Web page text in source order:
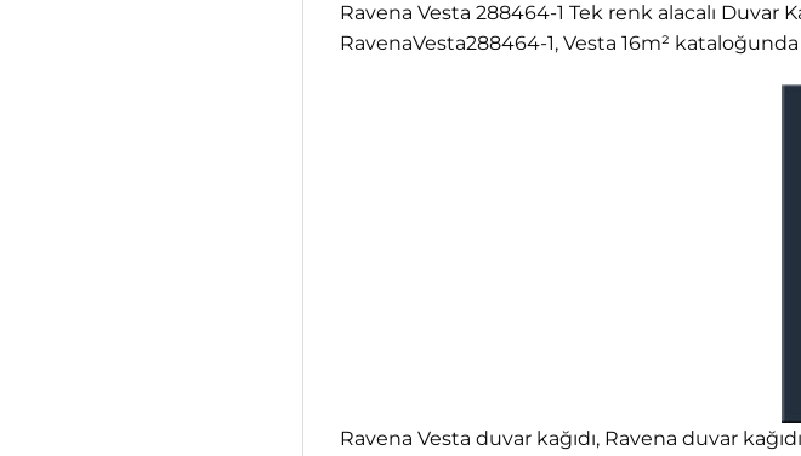
Ravena Vesta 288464-1 Tek renk alacalı Duvar
RavenaVesta288464-1, Vesta 16m² kataloğunda
Ravena Vesta duvar kağıdı, Ravena duvar